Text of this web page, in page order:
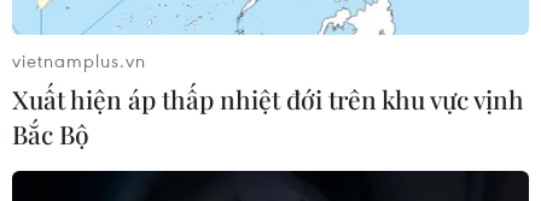
vietnamplus.vn
Xuất hiện áp thấp nhiệt đới trên khu vực vịnh
Bắc Bộ